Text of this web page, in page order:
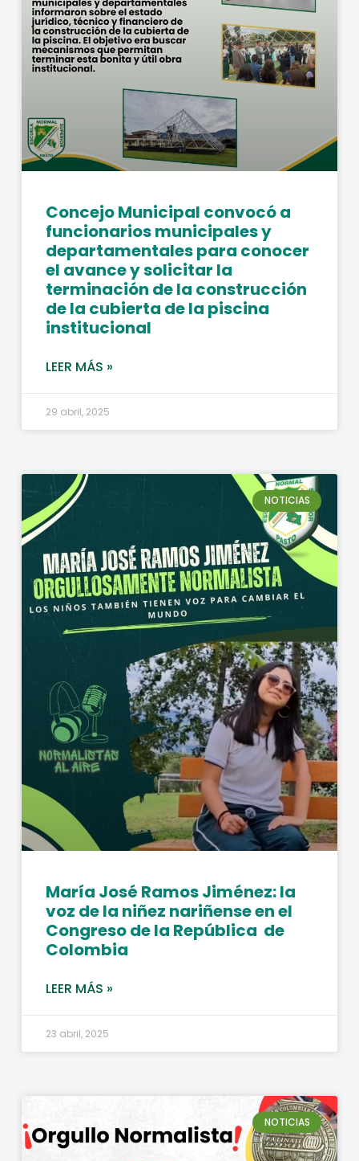
Concejo Municipal convocó a
funcionarios municipales y
departamentales para conocer
el avance y solicitar la
terminación de la construcción
de la cubierta de la piscina
institucional
LEER MÁS »
29 abril, 2025
NOTICIAS
María José Ramos Jiménez: la
voz de la niñez nariñense en el
Congreso de la República de
Colombia
LEER MÁS »
23 abril, 2025
NOTICIAS